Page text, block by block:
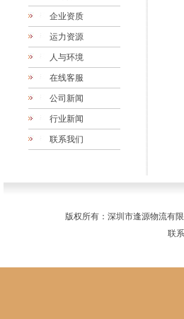
企业资质
运力资源
人与环境
在线客服
公司新闻
行业新闻
联系我们
版权所有：深圳市逢源物流有
联